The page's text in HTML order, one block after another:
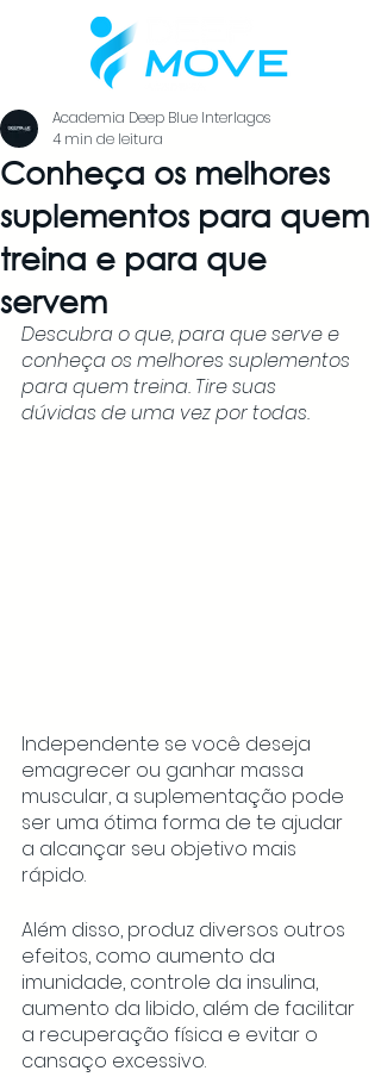
Conheça os melhores
suplementos para quem
treina e para que
servem
Academia Deep Blue Interlagos
4 min de leitura
Descubra o que, para que serve e
conheça os melhores suplementos
para quem treina. Tire suas
dúvidas de uma vez por todas.
Independente se você deseja
emagrecer ou ganhar massa
muscular, a suplementação pode
ser uma ótima forma de te ajudar
a alcançar seu objetivo mais
rápido.
Além disso, produz diversos outros
efeitos, como aumento da
imunidade, controle da insulina,
aumento da libido, além de facilitar
a recuperação física e evitar o
cansaço excessivo.